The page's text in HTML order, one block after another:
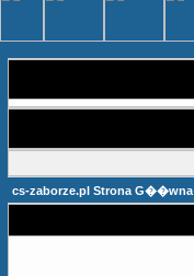
cs-zaborze.pl Strona G��wna